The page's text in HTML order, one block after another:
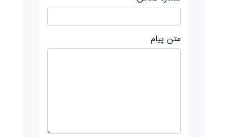
متن پیام